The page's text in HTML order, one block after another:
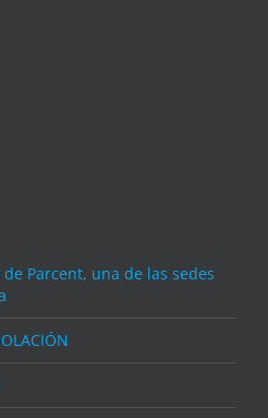
Parcent, una de las sedes